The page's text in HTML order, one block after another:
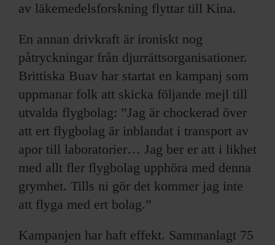
av läkemedelsforskning flyttar till Kina.
En annan drivkraft är ironiskt nog
påtryckningar från djurrättsorganisationer.
Brittiska Buav har startat en kampanj som
uppmanar folk att skicka följande mejl till
utvalda flygbolag: ”Jag är chockerad över
att ert flygbolag är inblandat i transport av
apor till laboratorier… Jag ber er att i likhet
med allt fler flygbolag upphöra med denna
grymhet. Tills ni gör det kommer jag inte
att flyga med ert bolag.”
Kampanjen har haft effekt. Sammanlagt 75